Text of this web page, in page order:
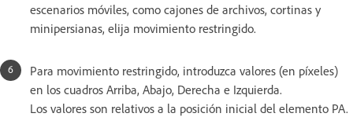
escenarios móviles, como cajones de archivos, cortinas y
minipersianas, elija movimiento restringido.
Para movimiento restringido, introduzca valores (en píxeles)
en los cuadros Arriba, Abajo, Derecha e Izquierda.
Los valores son relativos a la posición inicial del elemento PA.